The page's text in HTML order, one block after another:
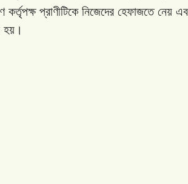
কর্তৃপক্ষ প্রাণীটিকে নিজেদের হেফাজতে নেয়
হয়।